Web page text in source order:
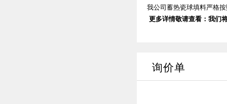
我公司蓄热瓷球填料严格
更多详情敬请查看： 我们
询价单